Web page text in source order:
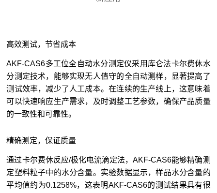
高效测试，节省成本
AKF-CAS6多工位全自动水分测定仪采用库仑法卡尔费休水
分测定技术，能够实现无人值守的全自动测样，显著提高了
测试效率，减少了人工成本。在连续的生产线上，这意味着
可以快速响应生产需求，及时调整工艺参数，确保产品质量
的一致性和可靠性。
精确测定，保证质量
通过卡尔费休反应/极化电流滴定法，AKF-CAS6能够精确测
定塑料粒子中的水分含量。实验数据显示，样品水分含量的
平均值约为0.1258%，这表明AKF-CAS6的测试结果具有很